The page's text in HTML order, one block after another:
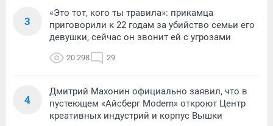
3
«Это тот, кого ты травила»: прикамца
приговорили к 22 годам за убийство семьи его
девушки, сейчас он звонит ей с угрозами
20 298 29
4
Дмитрий Махонин официально заявил, что в
пустеющем «Айсберг Modern» откроют Центр
креативных индустрий и корпус Вышки